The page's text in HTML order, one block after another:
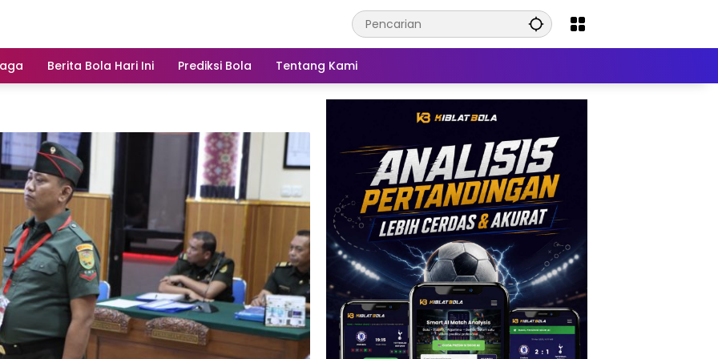
Berita Bola Hari Ini Prediksi Bola Tentang Kami